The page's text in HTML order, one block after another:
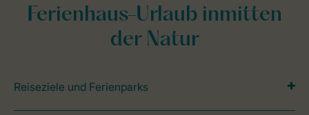
Ferienhaus-Urlaub inmitten
der Natur
Reiseziele und Ferienparks